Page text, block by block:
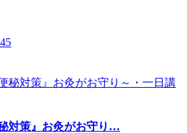
対策』お灸がお守り …